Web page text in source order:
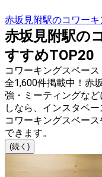
赤坂見附駅のコワーキ
赤坂見附駅の
すすめTOP20
コワーキングスペー
全1,600件掲載中！赤
強・ミーティングな
しなら、インスタベ
コワーキングスペー
できます。
(続く)